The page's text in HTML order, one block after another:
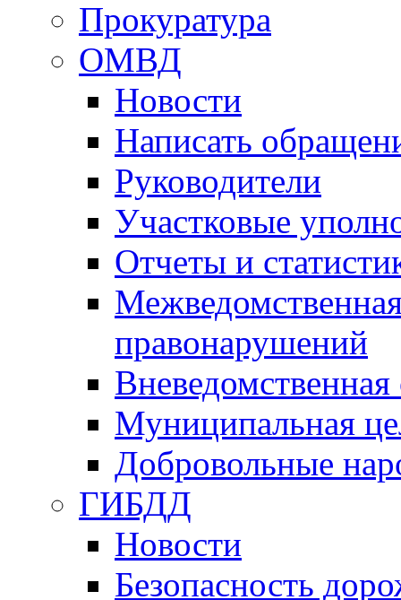
Прокуратура
ОМВД
Новости
Написать
Руководители
Участковые
Отчеты и
правонарушений
Вневедомственная
Муниципальная
Добровольные
ГИБДД
Новости
Безопасность